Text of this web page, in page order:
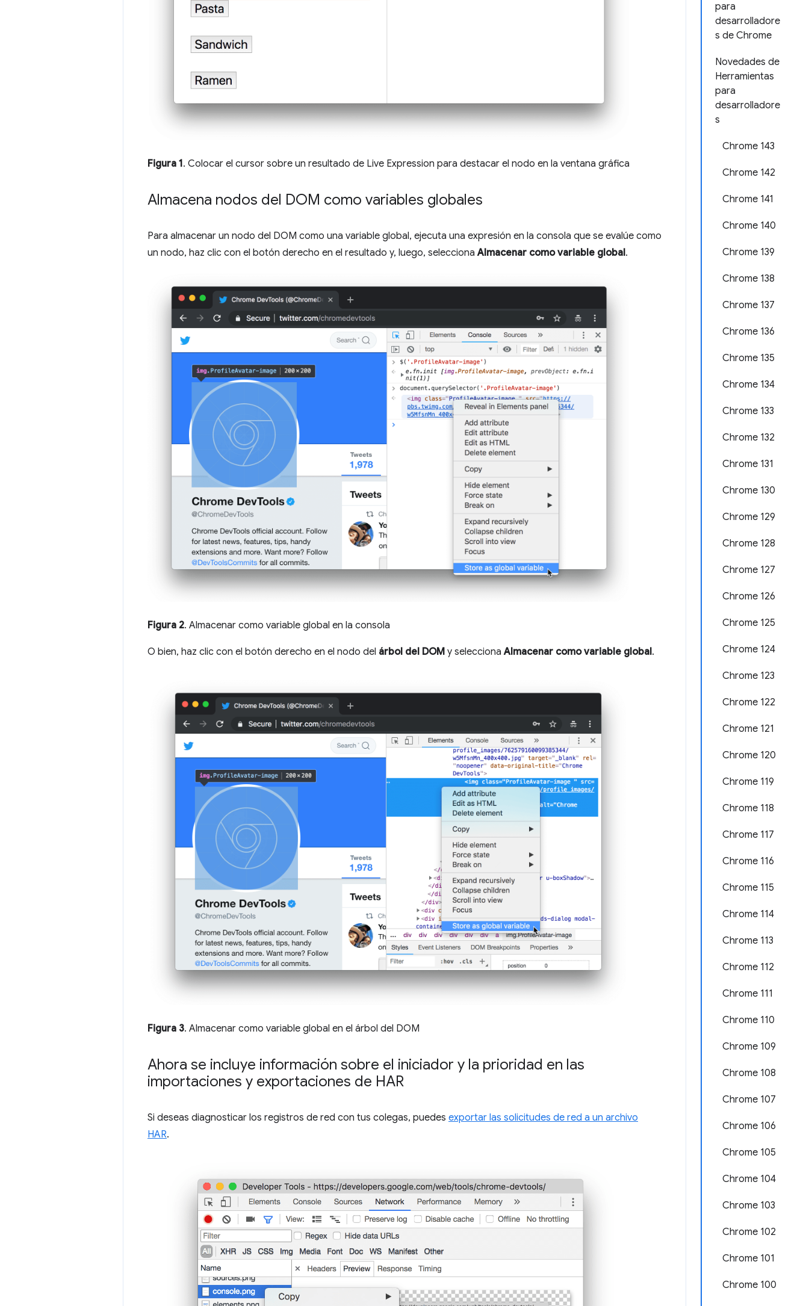
para
desarrolladore
s de Chrome
Novedades de
Herramientas
para
desarrolladore
s
Chrome 143
Chrome 142
Chrome 141
Chrome 140
Chrome 139
Chrome 138
Chrome 137
Chrome 136
Chrome 135
Chrome 134
Chrome 133
Chrome 132
Chrome 131
Chrome 130
Chrome 129
Chrome 128
Chrome 127
Chrome 126
Chrome 125
Chrome 124
Chrome 123
Chrome 122
Chrome 121
Chrome 120
Chrome 119
Chrome 118
Chrome 117
Chrome 116
Chrome 115
Chrome 114
Chrome 113
Chrome 112
Chrome 111
Chrome 110
Chrome 109
Chrome 108
Chrome 107
Chrome 106
Chrome 105
Chrome 104
Chrome 103
Chrome 102
Chrome 101
Chrome 100
Figura 1. Colocar el cursor sobre un resultado de Live Expression para destacar el nodo en la ventana gráfica
Almacena nodos del DOM como variables globales
Para almacenar un nodo del DOM como una variable global, ejecuta una expresión en la consola que se evalúe como
un nodo, haz clic con el botón derecho en el resultado y, luego, seleccionaAlmacenar como variable global.
Figura 2. Almacenar como variable global en la consola
O bien, haz clic con el botón derecho en el nodo del árbol del DOM y seleccionaAlmacenar como variable global.
Figura 3. Almacenar como variable global en el árbol del DOM
Ahora se incluye información sobre el iniciador y la prioridad en las
importaciones y exportaciones de HAR
Si deseas diagnosticar los registros de red con tus colegas, puedes exportar las solicitudes de red a un archivo
HAR.